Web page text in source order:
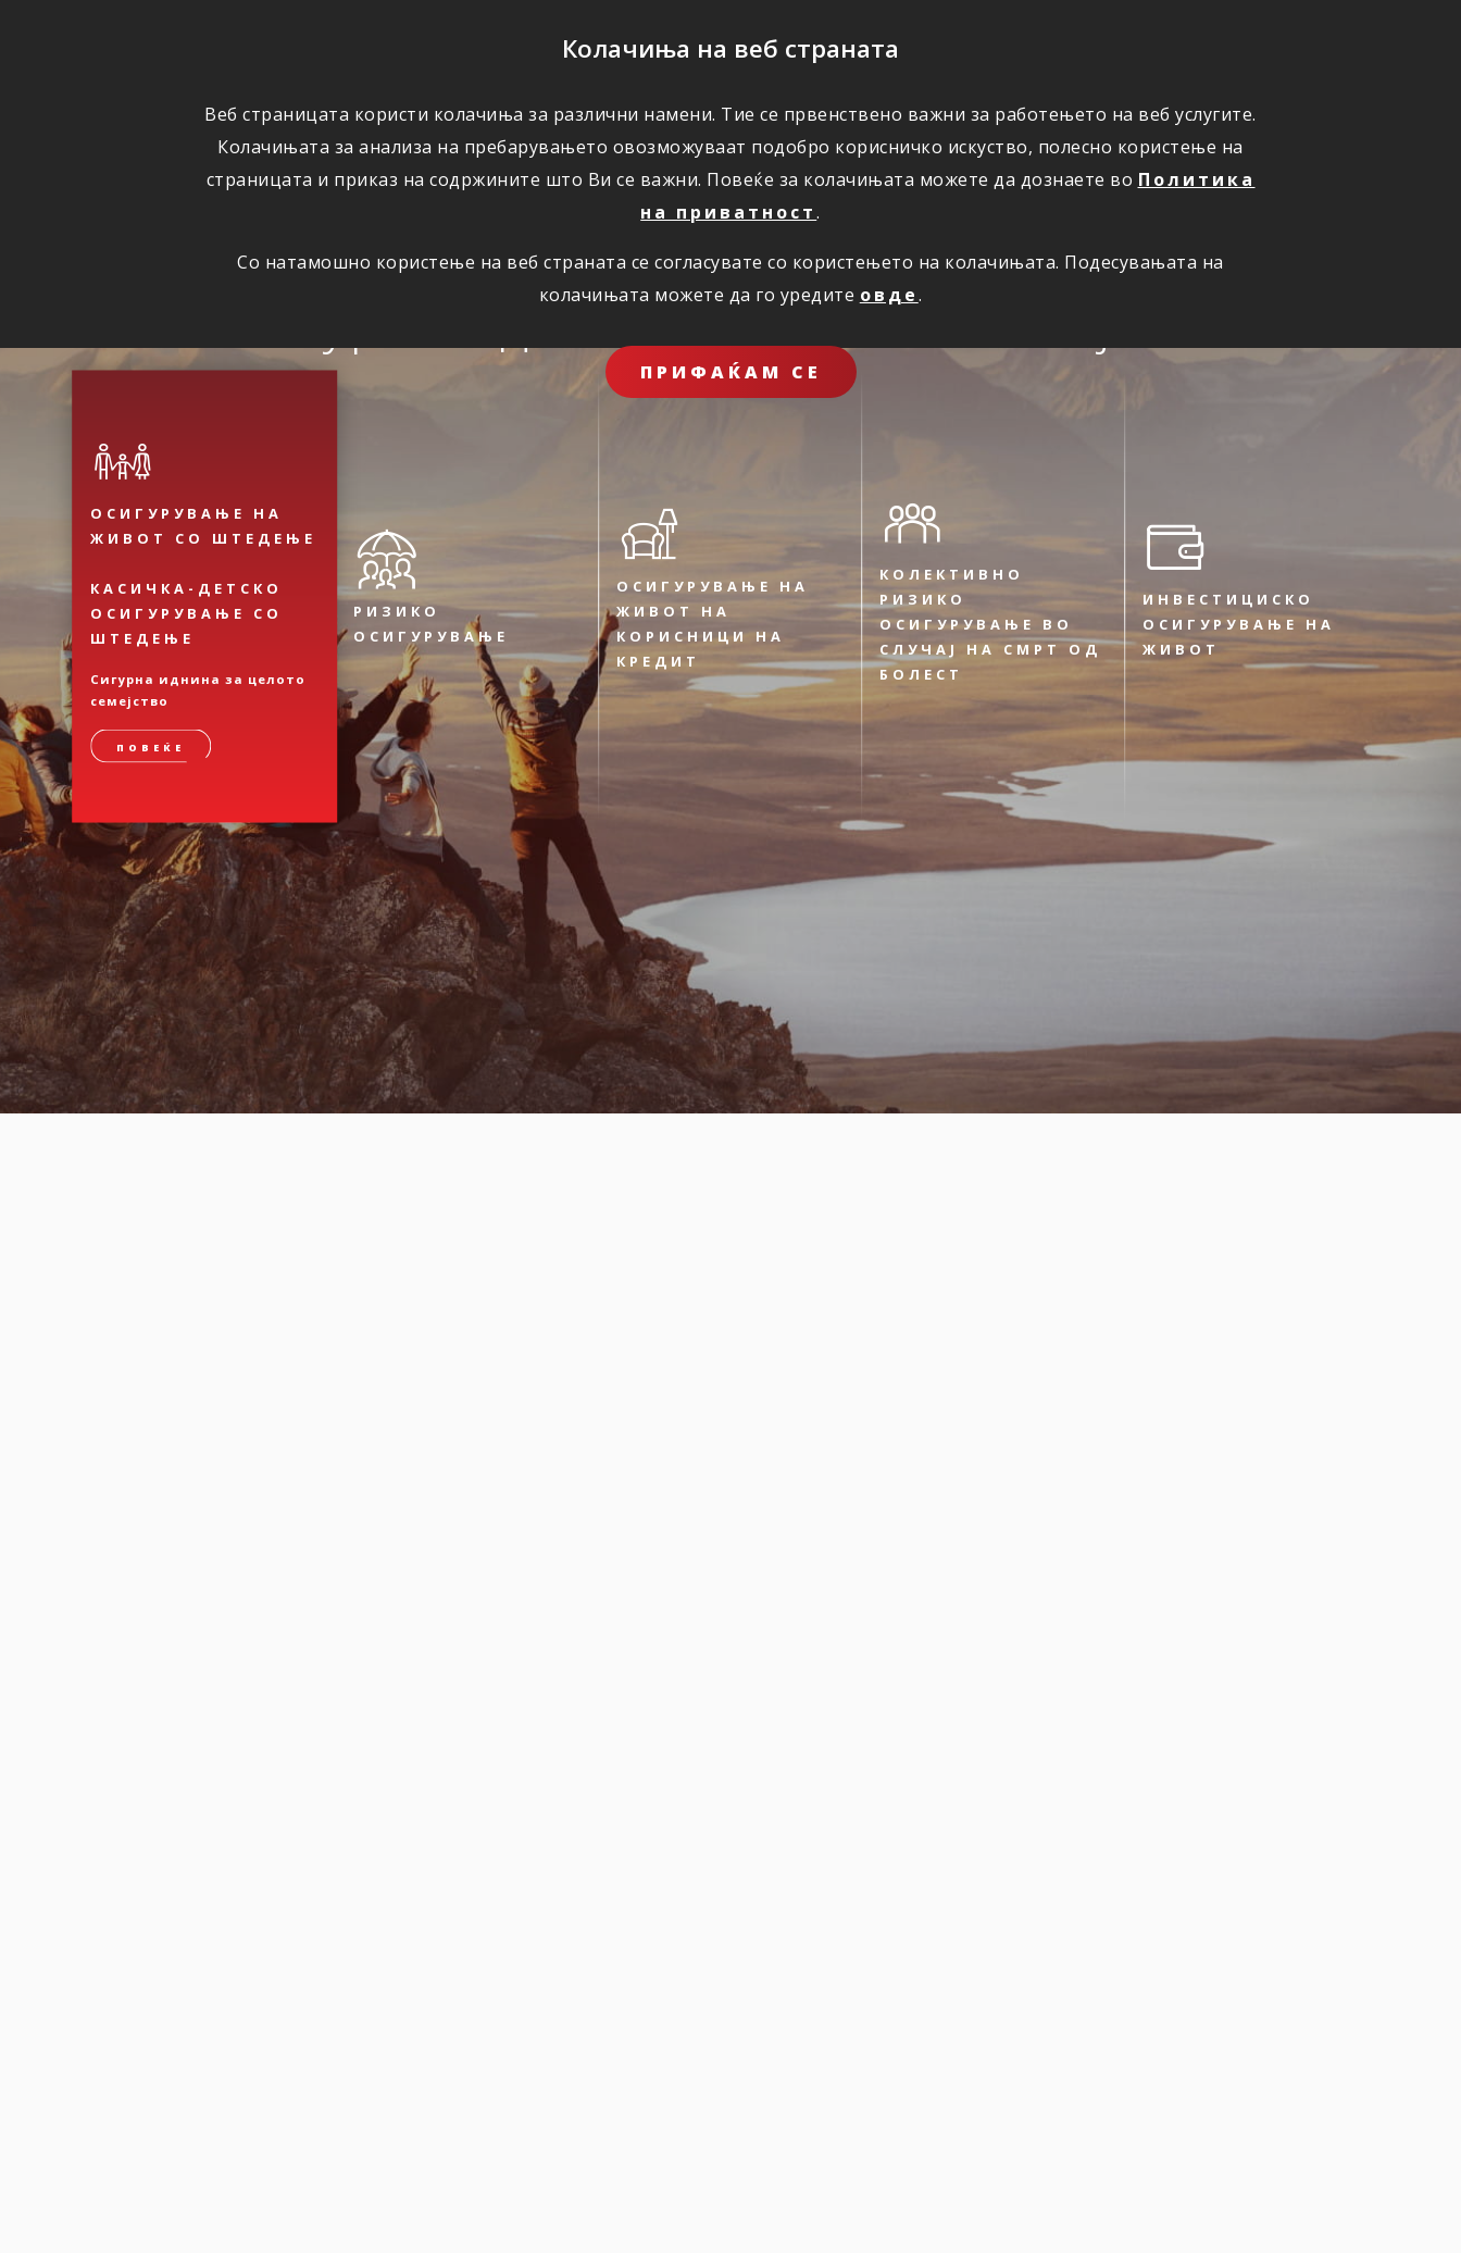
Колачиња на веб страната
Веб страницата користи колачиња за различни намени. Тие се првенствено важни за работењето на веб услугите.
Колачињата за анализа на пребарувањето овозможуваат подобро корисничко искуство, полесно користење на
страницата и приказ на содржините што Ви се важни. Повеќе за колачињата можете да дознаете во Политика
на приватност.
Со натамошно користење на веб страната се согласувате со користењето на колачињата. Подесувањата на
колачињата можете да го уредите овде.
ПРИФАЌАМ СЕ
Сигурна иднина за целото семејство
ОСИГУРУВАЊЕ НА
ЖИВОТ СО ШТЕДЕЊЕ
КАСИЧКА-ДЕТСКО
ОСИГУРУВАЊЕ СО
ШТЕДЕЊЕ
Сигурна иднина за целото
семејство
ПОВЕЌЕ
РИЗИКО
ОСИГУРУВАЊЕ
ОСИГУРУВАЊЕ НА
ЖИВОТ НА
КОРИСНИЦИ НА
КРЕДИТ
КОЛЕКТИВНО
РИЗИКО
ОСИГУРУВАЊЕ ВО
СЛУЧАЈ НА СМРТ ОД
БОЛЕСТ
ИНВЕСТИЦИСКО
ОСИГУРУВАЊЕ НА
ЖИВОТ